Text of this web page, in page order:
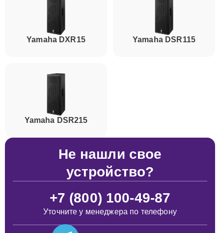
Yamaha DXR15 Yamaha DSR115
Yamaha DSR215
Не нашли свое
устройство?
+7 (800) 100-49-87
Уточните у менеджера по телефону